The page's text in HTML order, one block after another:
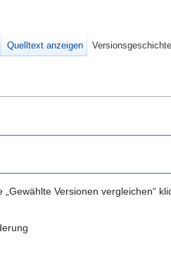
Versionen vergleichen“
Quelltext anzeigen Versionsgeschichte